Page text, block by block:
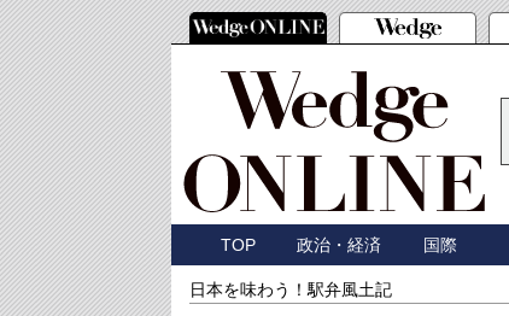
TOP 政治・経済 国際
日本を味わう！駅弁風土記